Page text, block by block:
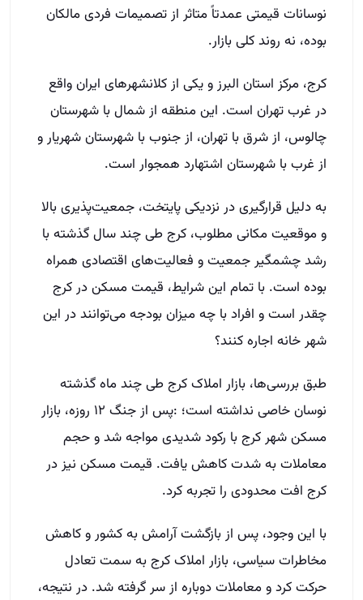
نوسانات قیمتی عمدتاً متاثر از تصمیمات فردی مالکان
بوده، نه روند کلی بازار.
کرج، مرکز استان البرز و یکی از کلانشهرهای ایران واقع
در غرب تهران است. این منطقه از شمال با شهرستان
چالوس، از شرق با تهران، از جنوب با شهرستان شهریار و
از غرب با شهرستان اشتهارد همجوار است.
به دلیل قرارگیری در نزدیکی پایتخت، جمعیت‌پذیری بالا
و موقعیت مکانی مطلوب، کرج طی چند سال گذشته با
رشد چشمگیر جمعیت و فعالیت‌های اقتصادی همراه
بوده است. با تمام این شرایط، قیمت مسکن در کرج
چقدر است و افراد با چه میزان بودجه می‌توانند در این
شهر خانه اجاره کنند؟
طبق بررسی‌ها، بازار املاک کرج طی چند ماه گذشته
نوسان خاصی نداشته است؛ :پس از جنگ ۱۲ روزه، بازار
مسکن شهر کرج با رکود شدیدی مواجه شد و حجم
معاملات به شدت کاهش یافت. قیمت مسکن نیز در
کرج افت محدودی را تجربه کرد.
با این وجود، پس از بازگشت آرامش به کشور و کاهش
مخاطرات سیاسی، بازار املاک کرج به سمت تعادل
حرکت کرد و معاملات دوباره از سر گرفته شد. در نتیجه،